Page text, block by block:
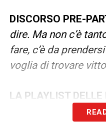
DISCORSO PRE-
dire. Ma non c’è
fare, c’è da
voglia di trovare
LA PLAYLIST